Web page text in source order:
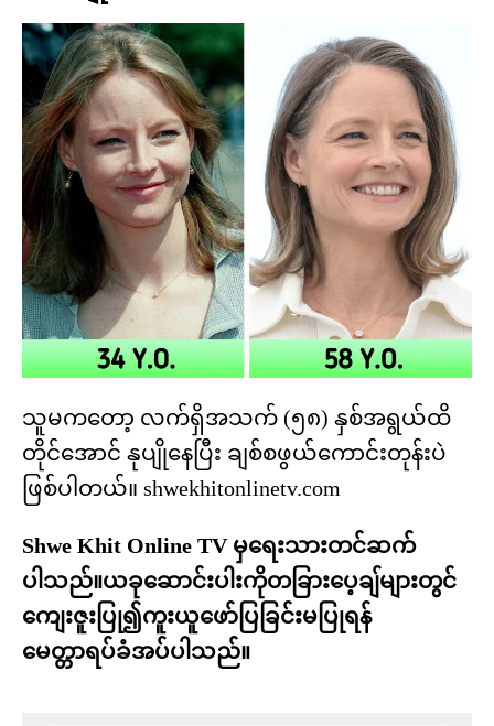
သူမကတော့ လက်ရှိအသက် (၅၈) နှစ်အရွယ်ထိ
တိုင်အောင် နုပျိုနေပြီး ချစ်စဖွယ်ကောင်းတုန်းပဲ
ဖြစ်ပါတယ်။ shwekhitonlinetv.com
Shwe Khit Online TV မှရေးသားတင်ဆက်
ပါသည်။ယခုဆောင်းပါးကိုတခြားပေ့ချ်များတွင်
ကျေးဇူးပြု၍ကူးယူဖော်ပြခြင်းမပြုရန်
မေတ္တာရပ်ခံအပ်ပါသည်။